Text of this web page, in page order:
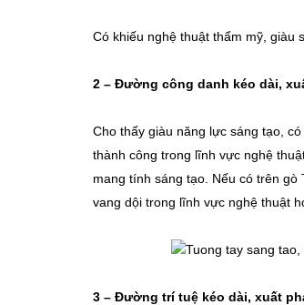
Có khiếu nghệ thuật thẩm mỹ, giàu
2 – Đường công danh kéo dài,
Cho thấy giàu năng lực sáng tạo,
thành công trong lĩnh vực nghệ
mang tính sáng tạo. Nếu có trên
vang dội trong lĩnh vực nghệ thuật
3 – Đường trí tuệ kéo dài, xuất